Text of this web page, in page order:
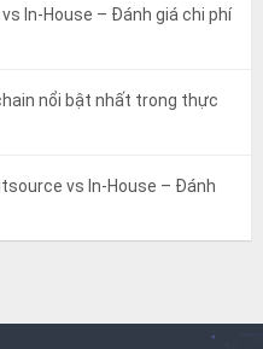
In-House – Đánh giá chi phí
nổi bật nhất trong thực
vs In-House – Đánh